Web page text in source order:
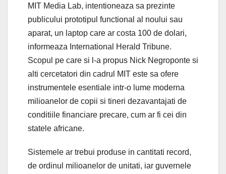
MIT Media Lab, intentioneaza sa prezinte
publicului prototipul functional al noului sau
aparat, un laptop care ar costa 100 de dolari,
informeaza International Herald Tribune.
Scopul pe care si l-a propus Nick Negroponte si
alti cercetatori din cadrul MIT este sa ofere
instrumentele esentiale intr-o lume moderna
milioanelor de copii si tineri dezavantajati de
conditiile financiare precare, cum ar fi cei din
statele africane.
Sistemele ar trebui produse in cantitati record,
de ordinul milioanelor de unitati, iar guvernele